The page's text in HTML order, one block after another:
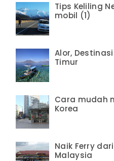
Tips Keliling
mobil (1)
Alor,
Timur
Cara mudah
Korea
Naik Ferry
Malaysia